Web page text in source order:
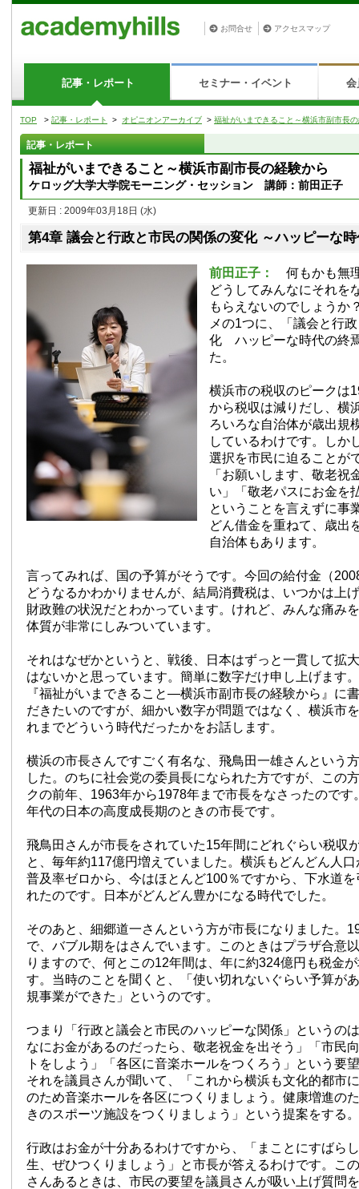
お問合せ アクセスマップ
記事・レポート セミナー・イベント 会
TOP > 記事・レポート > オピニオンアーカイブ > 福祉がいまできること～横浜市副市長
記事・レポート
福祉がいまできること～横浜市副市長の経験から
ケロッグ大学大学院モーニング・セッション 講師：前田正子
更新日 : 2009年03月18日 (水)
第4章 議会と行政と市民の関係の変化 ～ハッピーな
前田正子：
何もかも無
どうしてみんなにそれを
もらえないのでしょう
メの1つに、「議会と行
化 ハッピーな時代の終
た。
横浜市の税収のピークは
から税収は減りだし、横
ろいろな自治体が歳出規
しているわけです。しか
選択を市民に迫ること
「お願いします、敬老祝
い」「敬老パスにお金を
ということを言えずに事
どん借金を重ねて、歳出
自治体もあります。
言ってみれば、国の予算がそうです。今回の給付金（
どうなるかわかりませんが、結局消費税は、いつかは上
財政難の状況だとわかっています。けれど、みんな痛み
体質が非常にしみついています。
それはなぜかというと、戦後、日本はずっと一貫して拡
はないかと思っています。簡単に数字だけ申し上げます
『福祉がいまできること—横浜市副市長の経験から』に
だきたいのですが、細かい数字が問題ではなく、横浜市
れまでどういう時代だったかをお話します。
横浜の市長さんですごく有名な、飛鳥田一雄さんという
した。のちに社会党の委員長になられた方ですが、この
クの前年、1963年から1978年まで市長をなさったのです
年代の日本の高度成長期のときの市長です。
飛鳥田さんが市長をされていた15年間にどれぐらい税収
と、毎年約117億円増えていました。横浜もどんどん人
普及率ゼロから、今はほとんど100％ですから、下水道
れたのです。日本がどんどん豊かになる時代でした。
そのあと、細郷道一さんという方が市長になりました。
で、バブル期をはさんでいます。このときはプラザ合意
りますので、何とこの12年間は、年に約324億円も税金
す。当時のことを聞くと、「使い切れないぐらい予算が
規事業ができた」というのです。
つまり「行政と議会と市民のハッピーな関係」というの
なにお金があるのだったら、敬老祝金を出そう」「市民
トをしよう」「各区に音楽ホールをつくろう」という要
それを議員さんが聞いて、「これから横浜も文化的都市
のため音楽ホールを各区につくりましょう。健康増進の
きのスポーツ施設をつくりましょう」という提案をする。
行政はお金が十分あるわけですから、「まことにすばら
生、ぜひつくりましょう」と市長が答えるわけです。こ
さんあるときは、市民の要望を議員さんが吸い上げ質問